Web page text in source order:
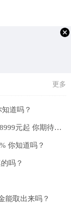
更多
道吗？
苹果iPhone15系列将新增深红色配色 售价8999元起 你期待吗？
你知道吗？
吗？
能取出来吗？